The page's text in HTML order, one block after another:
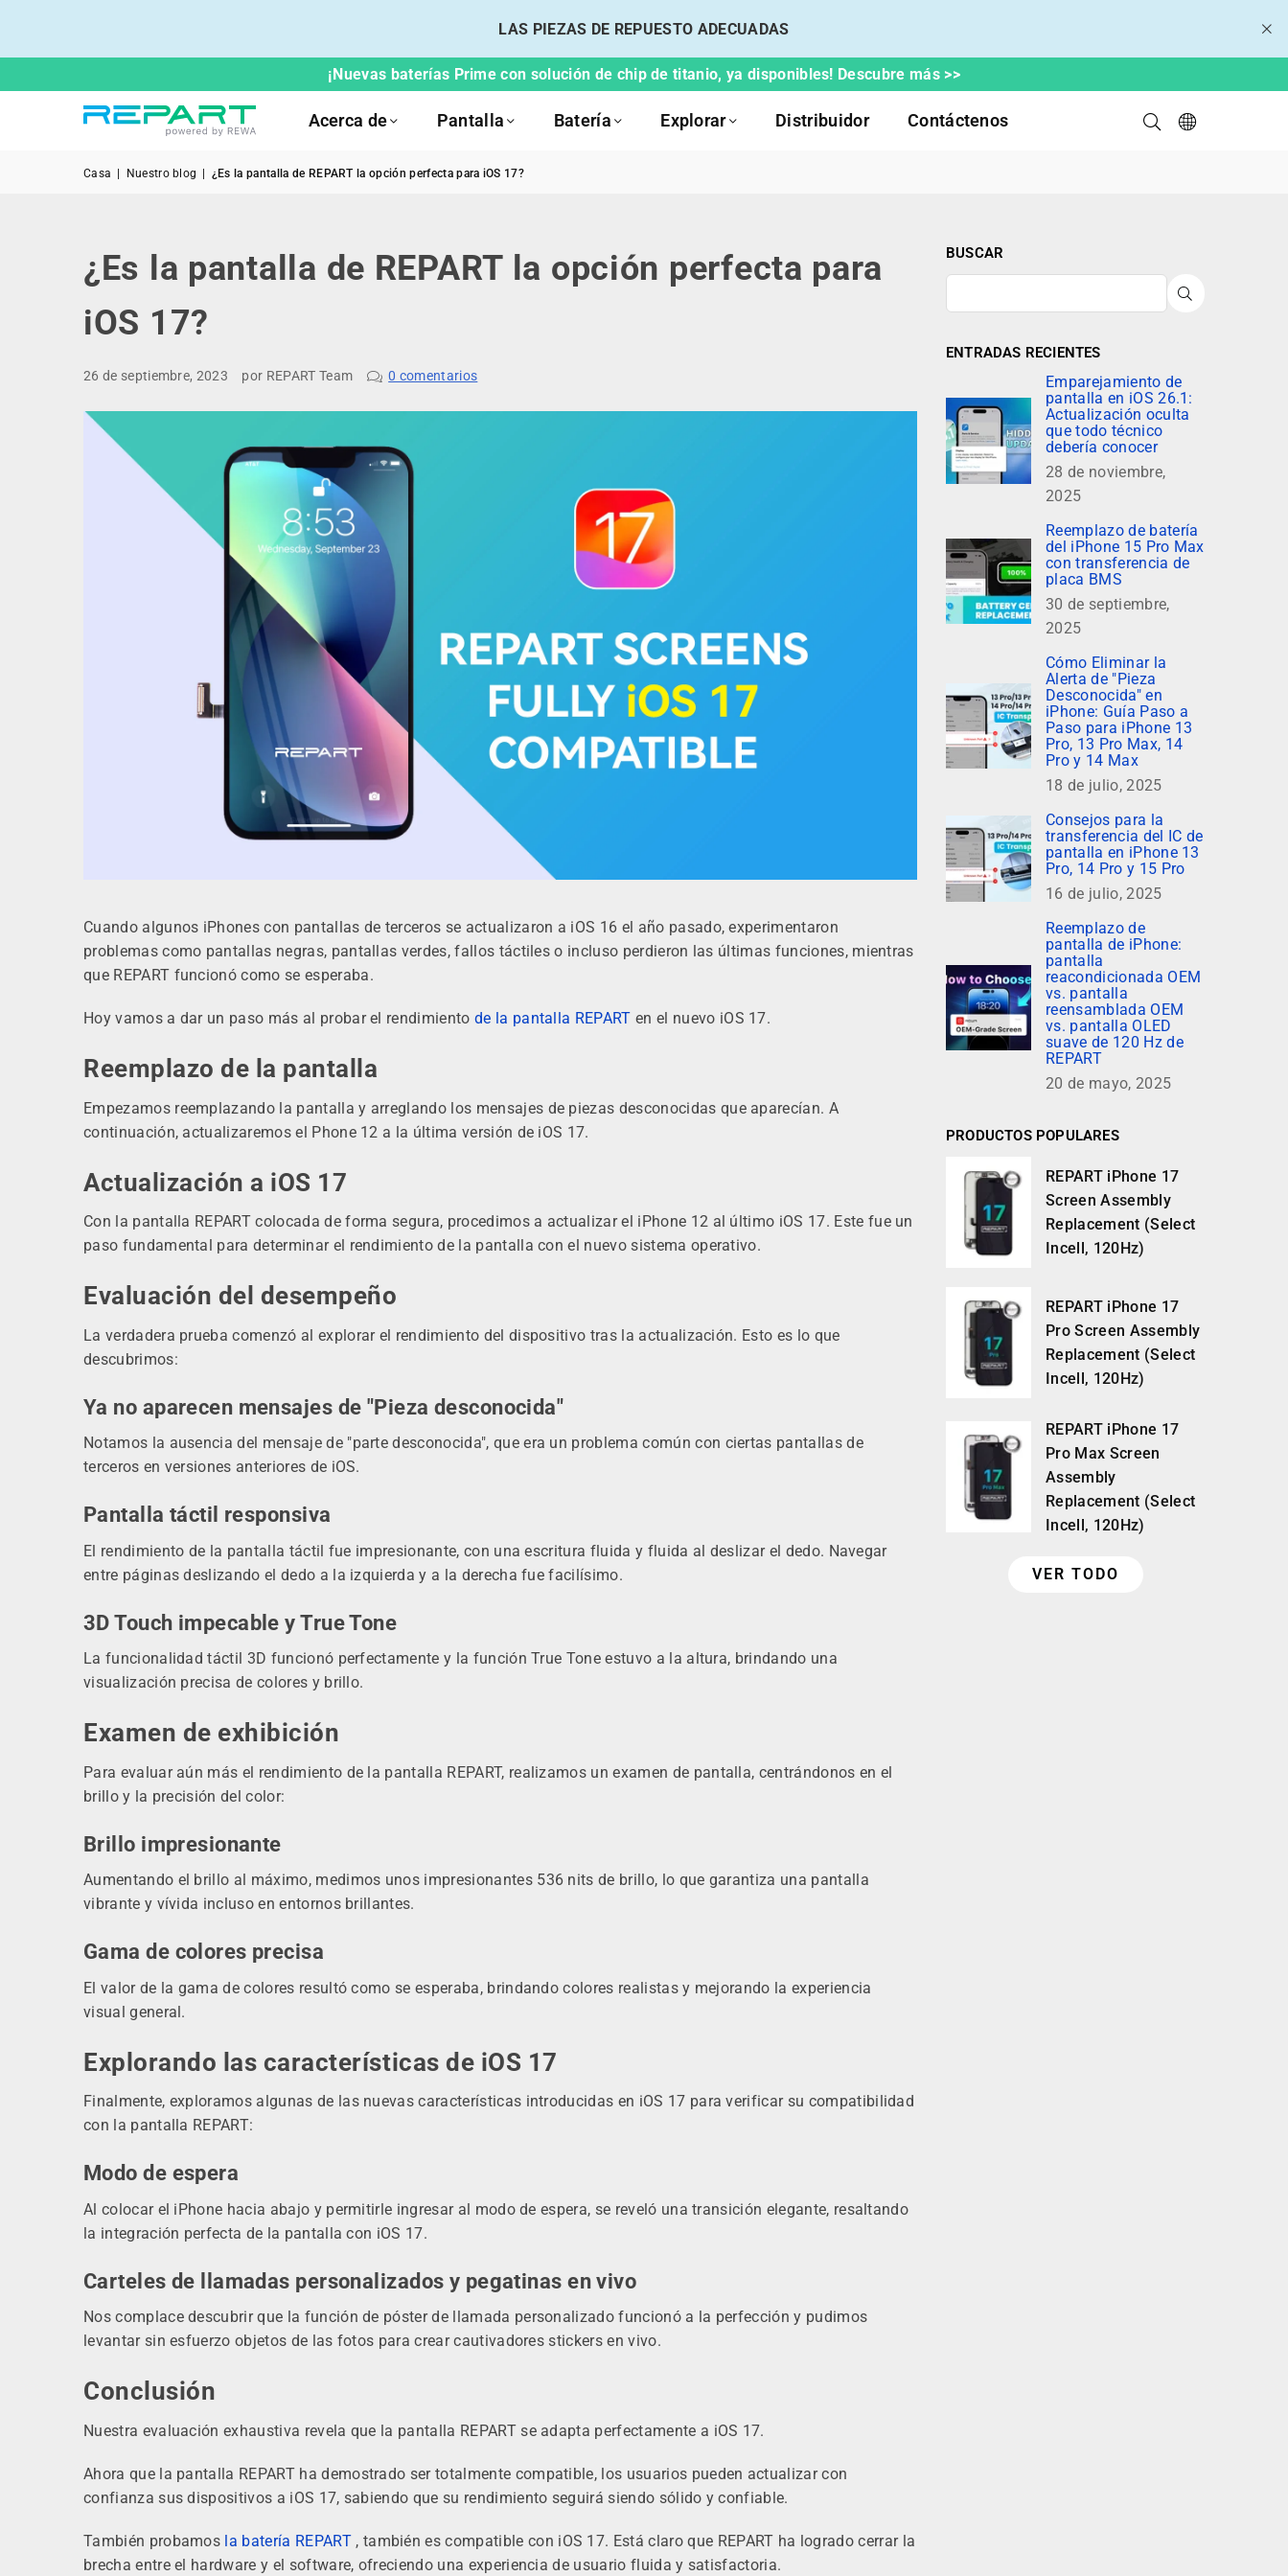
LAS PIEZAS DE REPUESTO ADECUADAS
¡Nuevas baterías Prime con solución de chip de titanio, ya disponibles! Descubre más >>
Acerca de Pantalla Batería Explorar Distribuidor Contáctenos
Casa Nuestro blog ¿Es la pantalla de REPART la opción perfecta para iOS 17?
¿Es la pantalla de REPART la opción perfecta para
iOS 17?
26 de septiembre, 2023 por REPART Team 0 comentarios
Cuando algunos iPhones con pantallas de terceros se actualizaron a iOS 16 el año pasado, experimentaron
problemas como pantallas negras, pantallas verdes, fallos táctiles o incluso perdieron las últimas funciones, mientras
que REPART funcionó como se esperaba.
Hoy vamos a dar un paso más al probar el rendimiento de la pantalla REPART en el nuevo iOS 17.
Reemplazo de la pantalla
Empezamos reemplazando la pantalla y arreglando los mensajes de piezas desconocidas que aparecían. A
continuación, actualizaremos el Phone 12 a la última versión de iOS 17.
Actualización a iOS 17
Con la pantalla REPART colocada de forma segura, procedimos a actualizar el iPhone 12 al último iOS 17. Este fue un
paso fundamental para determinar el rendimiento de la pantalla con el nuevo sistema operativo.
Evaluación del desempeño
La verdadera prueba comenzó al explorar el rendimiento del dispositivo tras la actualización. Esto es lo que
descubrimos:
Ya no aparecen mensajes de "Pieza desconocida"
Notamos la ausencia del mensaje de "parte desconocida", que era un problema común con ciertas pantallas de
terceros en versiones anteriores de iOS.
Pantalla táctil responsiva
El rendimiento de la pantalla táctil fue impresionante, con una escritura fluida y fluida al deslizar el dedo. Navegar
entre páginas deslizando el dedo a la izquierda y a la derecha fue facilísimo.
3D Touch impecable y True Tone
La funcionalidad táctil 3D funcionó perfectamente y la función True Tone estuvo a la altura, brindando una
visualización precisa de colores y brillo.
Examen de exhibición
Para evaluar aún más el rendimiento de la pantalla REPART, realizamos un examen de pantalla, centrándonos en el
brillo y la precisión del color:
Brillo impresionante
Aumentando el brillo al máximo, medimos unos impresionantes 536 nits de brillo, lo que garantiza una pantalla
vibrante y vívida incluso en entornos brillantes.
Gama de colores precisa
El valor de la gama de colores resultó como se esperaba, brindando colores realistas y mejorando la experiencia
visual general.
Explorando las características de iOS 17
Finalmente, exploramos algunas de las nuevas características introducidas en iOS 17 para verificar su compatibilidad
con la pantalla REPART:
Modo de espera
Al colocar el iPhone hacia abajo y permitirle ingresar al modo de espera, se reveló una transición elegante, resaltando
la integración perfecta de la pantalla con iOS 17.
Carteles de llamadas personalizados y pegatinas en vivo
Nos complace descubrir que la función de póster de llamada personalizado funcionó a la perfección y pudimos
levantar sin esfuerzo objetos de las fotos para crear cautivadores stickers en vivo.
Conclusión
Nuestra evaluación exhaustiva revela que la pantalla REPART se adapta perfectamente a iOS 17.
Ahora que la pantalla REPART ha demostrado ser totalmente compatible, los usuarios pueden actualizar con
confianza sus dispositivos a iOS 17, sabiendo que su rendimiento seguirá siendo sólido y confiable.
También probamos la batería REPART, también es compatible con iOS 17. Está claro que REPART ha logrado cerrar la
brecha entre el hardware y el software, ofreciendo una experiencia de usuario fluida y satisfactoria.
BUSCAR
ENTRADAS RECIENTES
Emparejamiento de
pantalla en iOS 26.1:
Actualización oculta
que todo técnico
debería conocer
28 de noviembre,
2025
Reemplazo de batería
del iPhone 15 Pro Max
con transferencia de
placa BMS
30 de septiembre,
2025
Cómo Eliminar la
Alerta de "Pieza
Desconocida" en
iPhone: Guía Paso a
Paso para iPhone 13
Pro, 13 Pro Max, 14
Pro y 14 Max
18 de julio, 2025
Consejos para la
transferencia del IC de
pantalla en iPhone 13
Pro, 14 Pro y 15 Pro
16 de julio, 2025
Reemplazo de
pantalla de iPhone:
pantalla
reacondicionada OEM
vs. pantalla
reensamblada OEM
vs. pantalla OLED
suave de 120 Hz de
REPART
20 de mayo, 2025
PRODUCTOS POPULARES
REPART iPhone 17
Screen Assembly
Replacement (Select
Incell, 120Hz)
REPART iPhone 17
Pro Screen Assembly
Replacement (Select
Incell, 120Hz)
REPART iPhone 17
Pro Max Screen
Assembly
Replacement (Select
Incell, 120Hz)
VER TODO